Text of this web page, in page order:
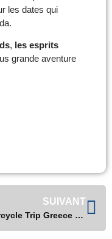
les dates qui
, les esprits
grande aventure
SUIVANT
Motorcycle Trip Greece – J-3 Restez connectés – 11-2023